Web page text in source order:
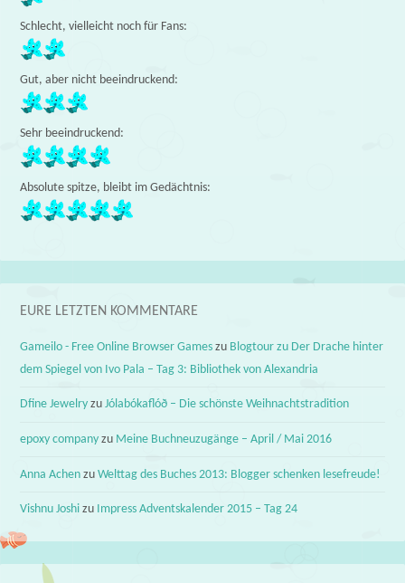
Schlecht, vielleicht noch für Fans:
Gut, aber nicht beeindruckend:
Sehr beeindruckend:
Absolute spitze, bleibt im Gedächtnis:
EURE LETZTEN KOMMENTARE
Gameilo - Free Online Browser Games zu Blogtour zu Der Drache hinter
dem Spiegel von Ivo Pala – Tag 3: Bibliothek von Alexandria
Dfine Jewelry zuJólabókaflóð – Die schönste Weihnachtstradition
epoxy company zu Meine Buchneuzugänge – April / Mai 2016
Anna Achen zuWelttag des Buches 2013: Blogger schenken lesefreude!
Vishnu Joshi zu Impress Adventskalender 2015 – Tag 24